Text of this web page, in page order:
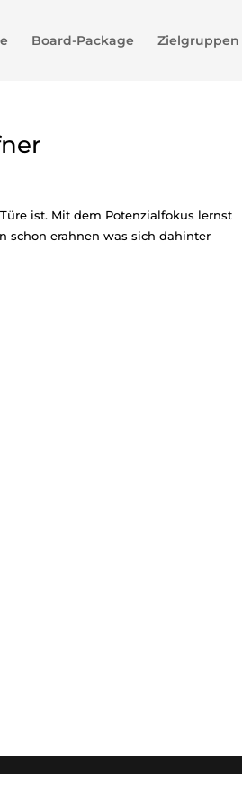
Board-Package Zielgruppen
ist. Mit dem Potenzialfokus lernst
schon erahnen was sich dahinter